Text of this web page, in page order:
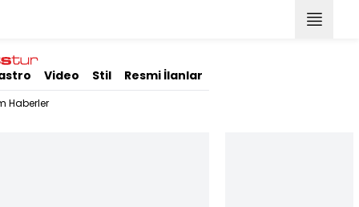
Video Stil Resmi İlanlar
Haberler